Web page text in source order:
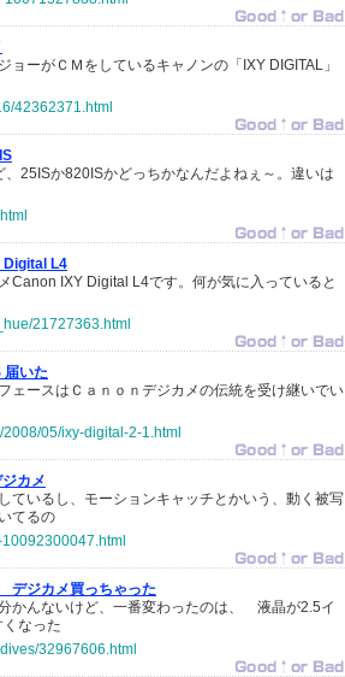
ョーがＣＭをしているキャノンの「IXY DIGITAL」
42362371.html
25ISか820ISかどっちかなんだよねぇ～。違いは
Digital L4
Canon IXY Digital L4です。何が気に入っていると
21727363.html
届いた
ェースはＣａｎｏｎデジカメの伝統を受け継いでい
05/ixy-digital-2-1.html
カメ
ているし、モーションキャッチとかいう、動く被写
てるの
デジカメ買っちゃった
かんないけど、一番変わったのは、 液晶が2.5イ
なった
32967606.html